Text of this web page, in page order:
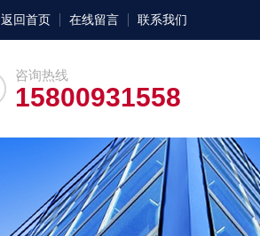
返回首页 在线留言 联系我们
咨询热线
15800931558